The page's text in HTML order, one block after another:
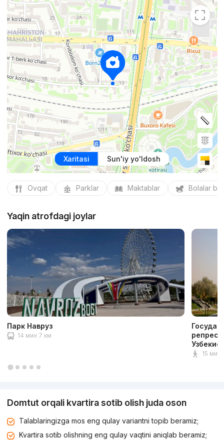
Xaritasi Sun'iy yo'ldosh
Ovqat Parklar Maktablar Bolalar
Yaqin atrofdagi joylar
Парк Навруз
14 мин 7 км
15 мин
Domtut orqali kvartira sotib olish juda oson
Talablaringizga mos eng qulay variantni topib beramiz;
Kvartira sotib olishning eng qulay vaqtini aniqlab beramiz;